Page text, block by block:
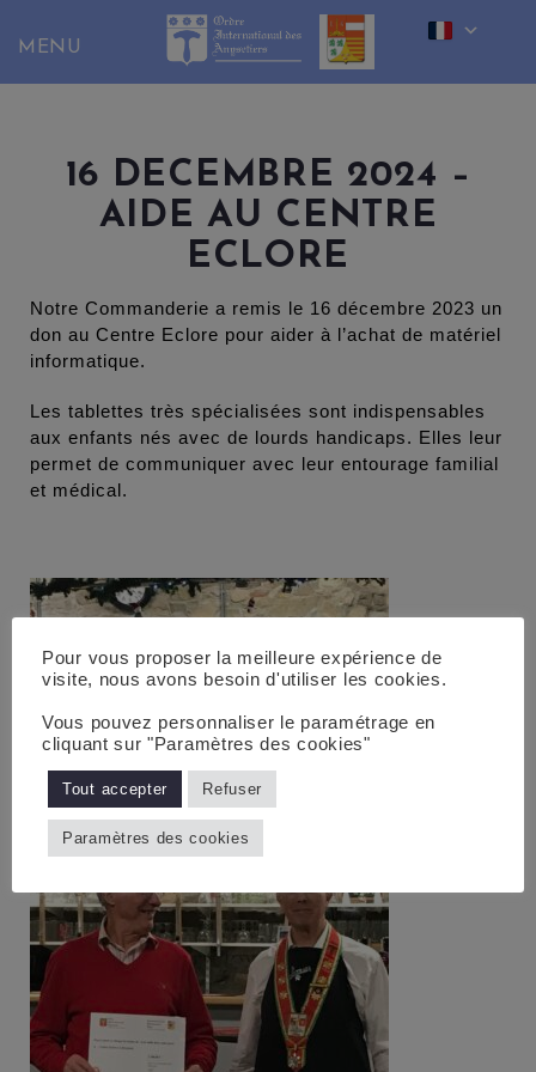
content
16 DECEMBRE 2024 –
AIDE AU CENTRE
ECLORE
Notre Commanderie a remis le 16 décembre 2023 un
don au Centre Eclore pour aider à l’achat de matériel
informatique.
Les tablettes très spécialisées sont indispensables
aux enfants nés avec de lourds handicaps. Elles leur
permet de communiquer avec leur entourage familial
et médical.
Pour vous proposer la meilleure expérience de
visite, nous avons besoin d'utiliser les cookies.
Vous pouvez personnaliser le paramétrage en
cliquant sur "Paramètres des cookies"
Tout accepter Refuser
Paramètres des cookies